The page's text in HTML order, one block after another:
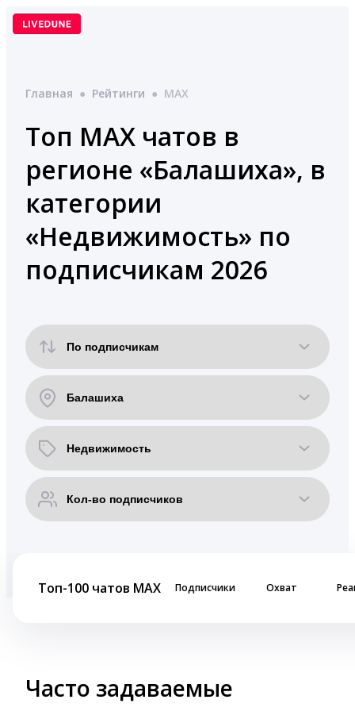
Перейти
Главная ● Рейтинги ● MAX
Топ MAX чатов в
регионе «Балашиха», в
категории
«Недвижимость» по
подписчикам 2026
Топ-100 чатов MAX Подписчики Охват
Часто задаваемые